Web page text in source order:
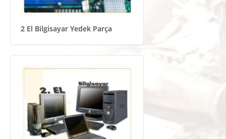
2 El Bilgisayar Yedek Parça